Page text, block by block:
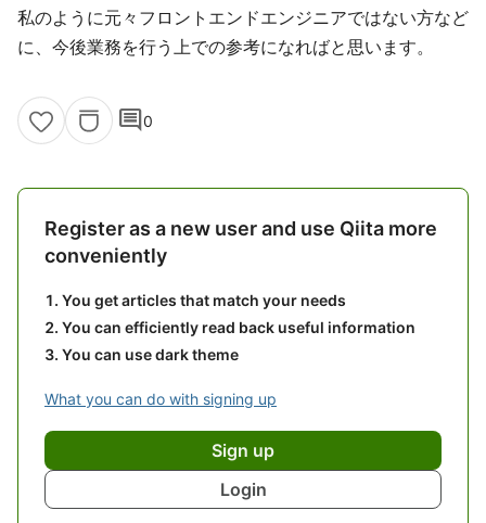
私のように元々フロントエンドエンジニアではない方など
に、今後業務を行う上での参考になればと思います。
comment0
Register as a new user and use Qiita more
conveniently
You get articles that match your needs
You can efficiently read back useful information
You can use dark theme
What you can do with signing up
Sign up
Login